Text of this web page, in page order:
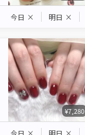
今日 × 明日 ×
¥7,280